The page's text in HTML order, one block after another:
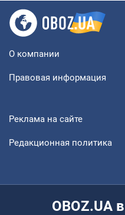
О компании
Правовая информация
Реклама на сайте
Редакционная политика
OBOZ.UA